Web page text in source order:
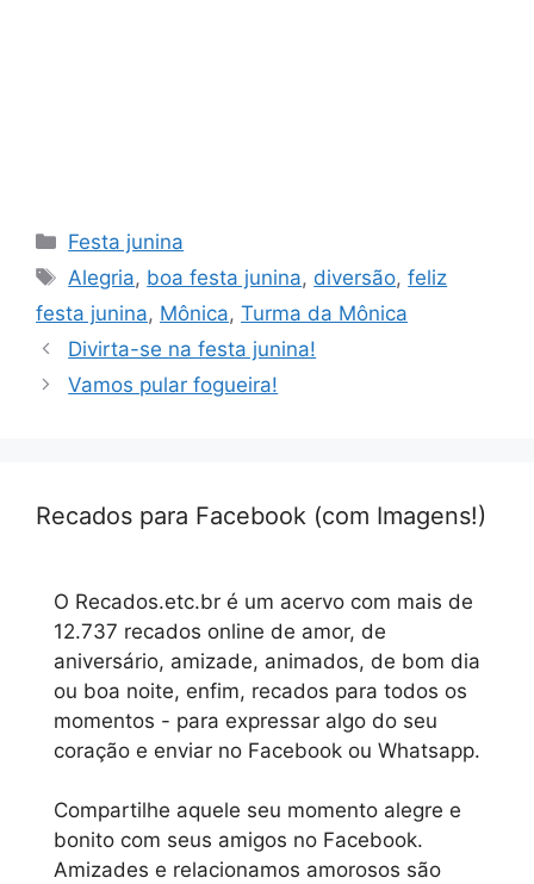
Categorias
Festa junina
Tags
Alegria, boa festa junina, diversão,feliz
festa junina, Mônica, Turma da Mônica
Divirta-se na festa junina!
Vamos pular fogueira!
Recados para Facebook (com Imagens!)
O Recados.etc.br é um acervo com mais de
12.737 recados online de amor, de
aniversário, amizade, animados, de bom dia
ou boa noite, enfim, recados para todos os
momentos - para expressar algo do seu
coração e enviar no Facebook ou Whatsapp.
Compartilhe aquele seu momento alegre e
bonito com seus amigos no Facebook.
Amizades e relacionamos amorosos são